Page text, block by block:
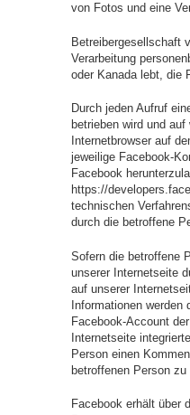
von Fotos und eine
Betreibergesellschaft
Verarbeitung
oder Kanada lebt, die
Durch jeden Aufruf
betrieben wird und
Internetbrowser auf
jeweilige Facebook-
Facebook
https://
technischen
durch die betroffene
Sofern die betroffene
unserer Internetseite
auf unserer
Informationen werden
Facebook-Account
Internetseite
Person einen
betroffenen Person
Facebook erhält über